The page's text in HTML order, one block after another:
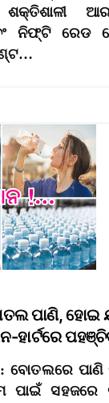
ନିଫ୍ଟି ରେଡ
ପାଣି, ହୋଇ
ହାର୍ଟରେ
ବୋତଲରେ
ପାଇଁ